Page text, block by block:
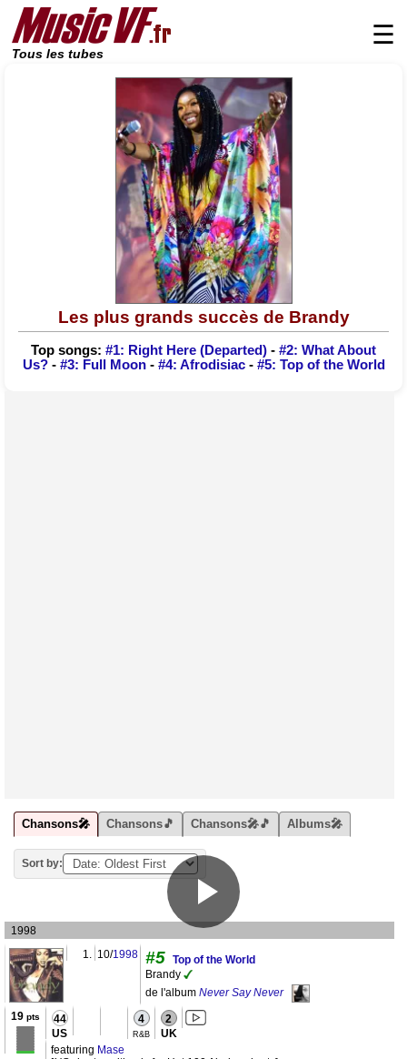
Tous les tubes
☰
Les plus grands succès de Brandy
Top songs: #1: Right Here (Departed) - #2: What About
Us?- #3: Full Moon- #4: Afrodisiac- #5: Top of the World
Chansons🎤 Chansons🎵 Chansons🎤🎵 Albums🎤
Sort by:
1998
1.
10/1998 #5 Top of the World
Brandy
de l'album Never Say Never
19 pts 44
US
4
R&B
2
UK
featuring Mase